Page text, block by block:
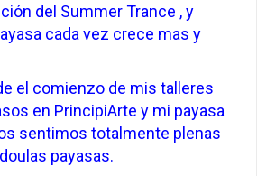
del Summer Trance , y
cada vez crece mas y
el comienzo de mis talleres
en PrincipiArte y mi payasa
sentimos totalmente plenas
payasas.